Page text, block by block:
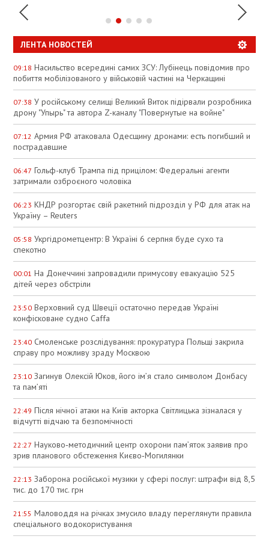
ЛЕНТА НОВОСТЕЙ
09:18 Насильство всередині самих ЗСУ: Лубінець повідомив про
побиття мобілізованого у військовій частині на Черкащині
07:38 У російському селищі Великий Виток підірвали розробника
дрону "Упырь" та автора Z-каналу "Повернутые на войне"
07:12 Армия РФ атаковала Одесщину дронами: есть погибший и
пострадавшие
06:47 Гольф-клуб Трампа під прицілом: Федеральні агенти
затримали озброєного чоловіка
06:23 КНДР розгортає свій ракетний підрозділ у РФ для атак на
Україну – Reuters
05:58 Укргідрометцентр: В Україні 6 серпня буде сухо та
спекотно
00:01 На Донеччині запровадили примусову евакуацію 525
дітей через обстріли
23:50 Верховний суд Швеції остаточно передав Україні
конфісковане судно Caffa
23:40 Смоленське розслідування: прокуратура Польщі закрила
справу про можливу зраду Москвою
23:10 Загинув Олексій Юков, його ім’я стало символом Донбасу
та пам’яті
22:49 Після нічної атаки на Київ акторка Світлицька зізналася у
відчутті відчаю та безпомічності
22:27 Науково‑методичний центр охорони пам’яток заявив про
зрив планового обстеження Києво‑Могилянки
22:13 Заборона російської музики у сфері послуг: штрафи від 8,5
тис. до 170 тис. грн
21:55 Маловоддя на річках змусило владу переглянути правила
спеціального водокористування